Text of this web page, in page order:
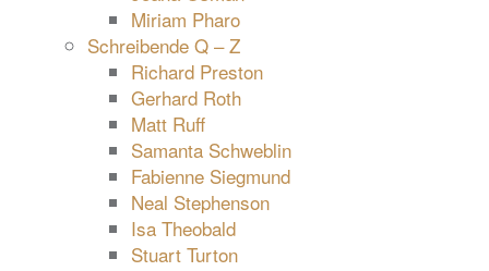
Miriam Pharo
Schreibende Q – Z
Richard Preston
Gerhard Roth
Matt Ruff
Samanta Schweblin
Fabienne Siegmund
Neal Stephenson
Isa Theobald
Stuart Turton